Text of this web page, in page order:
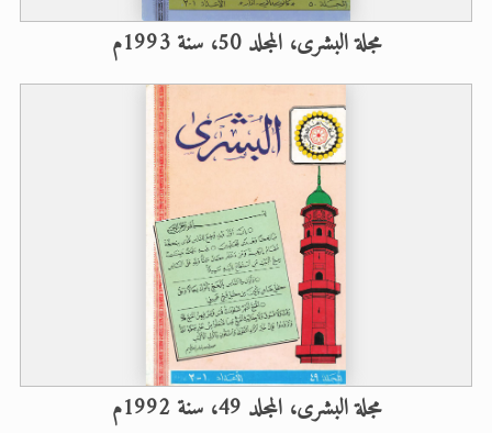
مجلة البشرى، المجلد 50، سنة 1993م
مجلة البشرى، المجلد 49، سنة 1992م